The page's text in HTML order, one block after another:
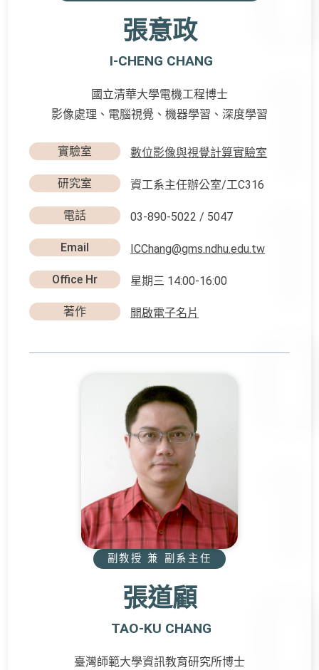
張意政
I-CHENG CHANG
國立清華大學電機工程博士
影像處理、電腦視覺、機器學習、深度學習
實驗室 數位影像與視覺計算實驗室
研究室 資工系主任辦公室/工C316
電話 03-890-5022 / 5047
Email ICChang@gms.ndhu.edu.tw
Office Hr 星期三 14:00-16:00
著作 開啟電子名片
副教授 兼 副系主任
張道顧
TAO-KU CHANG
臺灣師範大學資訊教育研究所博士